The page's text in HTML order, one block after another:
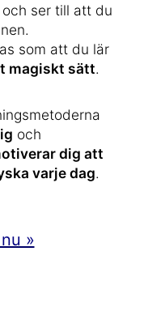
och ser till att du
som att du lär
magiskt sätt.
och
dig att
varje dag.
»